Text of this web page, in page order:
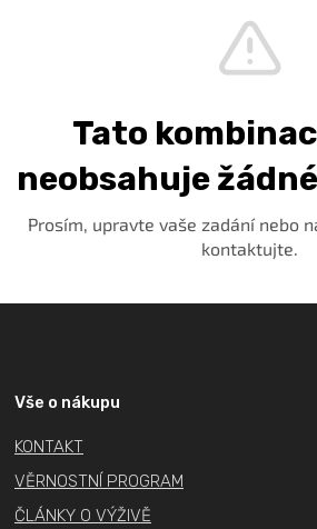
Vše o nákupu
KONTAKT
VĚRNOSTNÍ PROGRAM
ČLÁNKY O VÝŽIVĚ